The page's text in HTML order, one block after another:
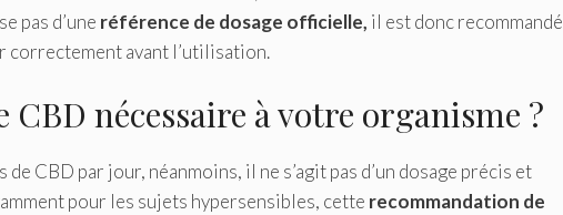
pas d’une référence de dosage officielle, il est donc recommandé
correctement avant l’utilisation.
CBD nécessaire à votre organisme ?
CBD par jour, néanmoins, il ne s’agit pas d’un dosage précis et
pour les sujets hypersensibles, cette recommandation de